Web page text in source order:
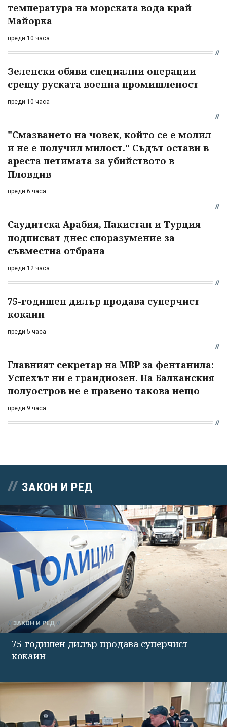
температура на морската вода край
Майорка
преди 10 часа
Зеленски обяви специални операции
срещу руската военна промишленост
преди 10 часа
"Смазването на човек, който се е молил
и не е получил милост." Съдът остави в
ареста петимата за убийството в
Пловдив
преди 6 часа
Саудитска Арабия, Пакистан и Турция
подписват днес споразумение за
съвместна отбрана
преди 12 часа
75-годишен дилър продава суперчист
кокаин
преди 5 часа
Главният секретар на МВР за фентанила:
Успехът ни е грандиозен. На Балканския
полуостров не е правено такова нещо
преди 9 часа
ЗАКОН И РЕД
ЗАКОН И РЕД
75-годишен дилър продава суперчист
кокаин